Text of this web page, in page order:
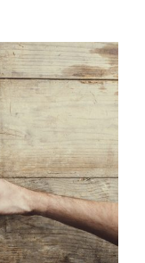
pero
bíblica